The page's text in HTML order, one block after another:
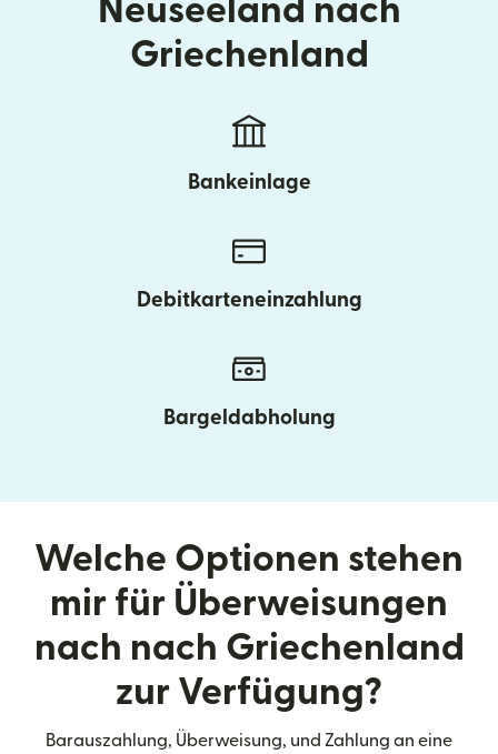
Neuseeland nach
Griechenland
Bankeinlage
Debitkarteneinzahlung
Bargeldabholung
Welche Optionen stehen
mir für Überweisungen
nach nach Griechenland
zur Verfügung?
Barauszahlung, Überweisung, und Zahlung an eine